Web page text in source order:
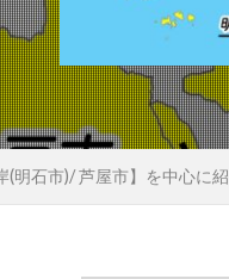
石市)/ 芦屋市】を中心に紹